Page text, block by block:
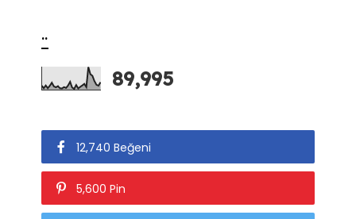
..
89,995
12,740 Beğeni
5,600 Pin